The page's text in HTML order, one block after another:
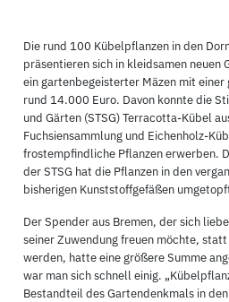
Die rund 100 Kübelpflanzen in den
präsentieren sich in kleidsamen neuen
ein gartenbegeisterter Mäzen mit einer
rund 14.000 Euro. Davon konnte die
und Gärten (STSG) Terracotta-Kübel
Fuchsiensammlung und Eichenholz-
frostempfindliche Pflanzen erwerben.
der STSG hat die Pflanzen in den
bisherigen Kunststoffgefäßen
Der Spender aus Bremen, der sich
seiner Zuwendung freuen möchte,
werden, hatte eine größere Summe
war man sich schnell einig.
Bestandteil des Gartendenkmals in